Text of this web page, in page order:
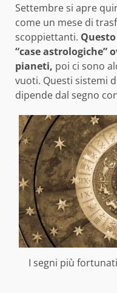
Settembre si apre
come un mese di
scoppiettanti.
“case astrologiche”
pianeti, poi ci sono
vuoti. Questi sistemi
dipende dal segno
I segni più